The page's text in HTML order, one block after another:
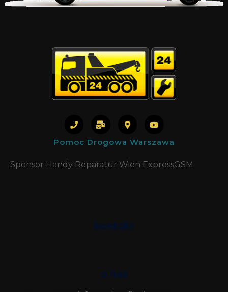
Pomoc Drogowa Warszawa
Sponsor Handy Reparatur Wien ExpressGSM
kontakt
o nas